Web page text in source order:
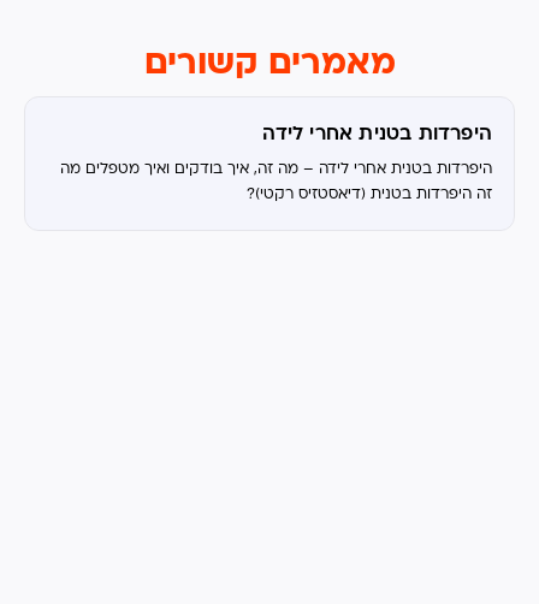
מאמרים קשורים
היפרדות בטנית אחרי לידה
היפרדות בטנית אחרי לידה – מה זה, איך בודקים ואיך מטפלים מה
זה היפרדות בטנית (דיאסטזיס רקטי)?